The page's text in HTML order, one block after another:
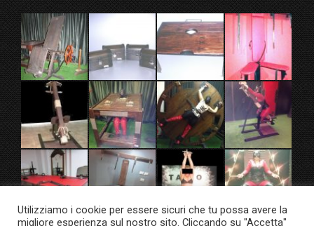
Utilizziamo i cookie per essere sicuri che tu possa avere la
migliore esperienza sul nostro sito. Cliccando su "Accetta"